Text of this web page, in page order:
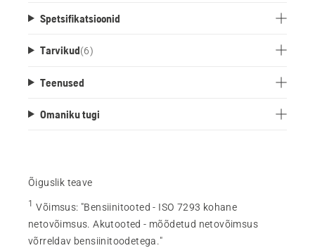
Spetsifikatsioonid
Tarvikud(6)
Teenused
Omaniku tugi
Õiguslik teave
1 Võimsus: "Bensiinitooted - ISO 7293 kohane
netovõimsus. Akutooted - mõõdetud netovõimsus
võrreldav bensiinitoodetega."